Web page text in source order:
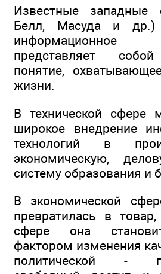
Известные западные
Белл, Масуда и др.)
представляет
понятие,
жизни.
В технической сфере
широкое внедрение
технологий в
экономическую,
систему образования и
В экономической
превратилась в
сфере она
фактором изменения
политической -